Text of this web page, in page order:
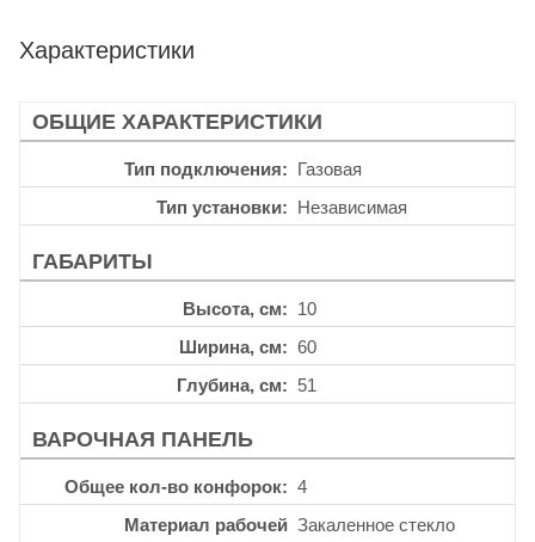
Характеристики
ОБЩИЕ ХАРАКТЕРИСТИКИ
Тип подключения
Газовая
Тип установки
Независимая
ГАБАРИТЫ
Высота, см
10
Ширина, см
60
Глубина, см
51
ВАРОЧНАЯ ПАНЕЛЬ
Общее кол-во конфорок
4
Материал рабочей Закаленное стекло